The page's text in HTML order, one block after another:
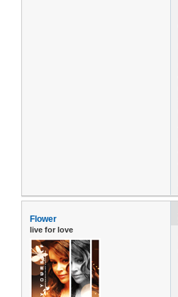
Flower
live for love